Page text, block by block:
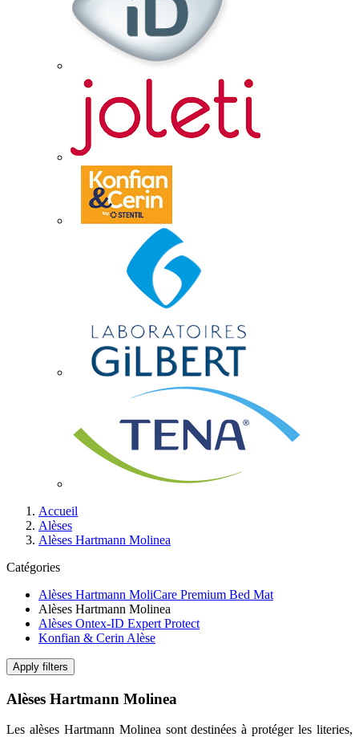
Accueil
Alèses
Alèses Hartmann Molinea
Catégories
Alèses Hartmann MoliCare Premium Bed Mat
Alèses Hartmann Molinea
Alèses Ontex-ID Expert Protect
Konfian & Cerin Alèse
Apply filters
Alèses Hartmann Molinea
Les alèses Hartmann Molinea sont destinées à protéger les literies,